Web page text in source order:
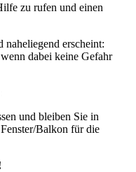
zu rufen und einen
erscheint:
dabei keine Gefahr
und bleiben Sie in
Balkon für die